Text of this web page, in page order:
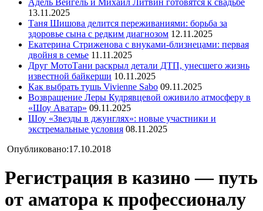
Адель Вейгель и Михаил Литвин готовятся к свадьбе
13.11.2025
Таня Шишова делится переживаниями: борьба за
здоровье сына с редким диагнозом 12.11.2025
Екатерина Стриженова с внуками-близнецами: первая
двойня в семье 11.11.2025
Друг МотоТани раскрыл детали ДТП, унесшего жизнь
известной байкерши 10.11.2025
Как выбрать тушь Vivienne Sabo 09.11.2025
Возвращение Леры Кудрявцевой оживило атмосферу в
«Шоу Аватар» 09.11.2025
Шоу «Звезды в джунглях»: новые участники и
экстремальные условия 08.11.2025
Опубликовано:17.10.2018
Регистрация в казино — путь
от аматора к профессионалу